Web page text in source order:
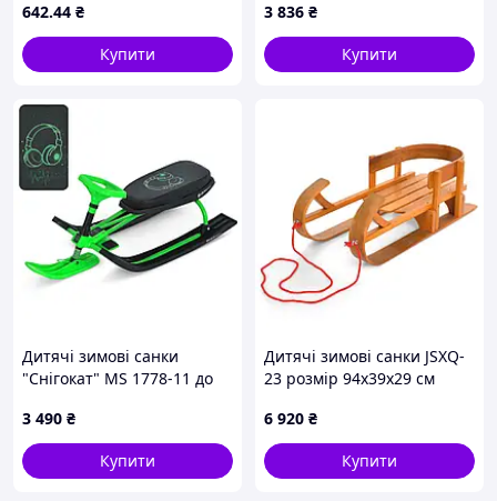
642.44 ₴
Купити
3 836 ₴
Купити
Дитячі зимові санки
"Снігокат" MS 1778-11 до
3 490 ₴
Купити
Дитячі зимові санки JSXQ-
23 розмір 94х39х29 см
6 920 ₴
Купити